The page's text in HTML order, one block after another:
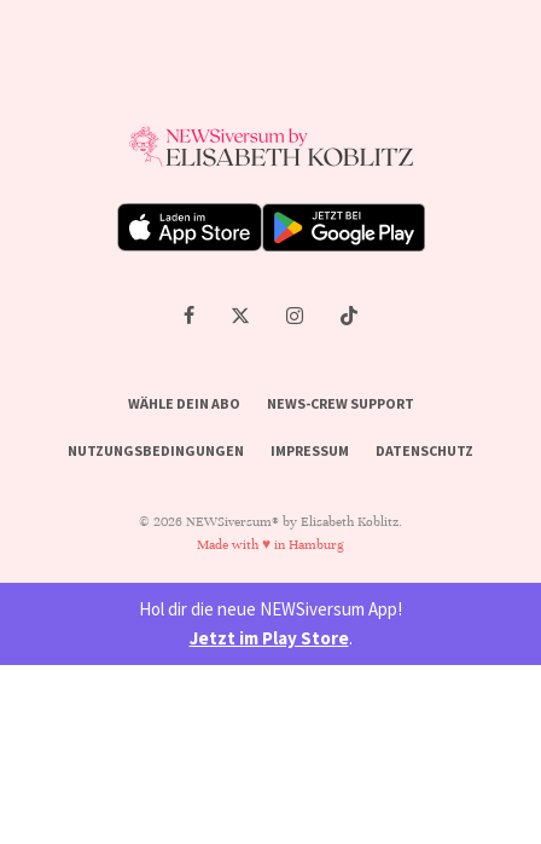
WÄHLE DEIN ABO NEWS-CREW SUPPORT
NUTZUNGSBEDINGUNGEN IMPRESSUM DATENSCHUTZ
© 2026 NEWSiversum® by Elisabeth Koblitz.
Made with ♥ in Hamburg
Hol dir die neue NEWSiversum App!
Jetzt im Play Store.